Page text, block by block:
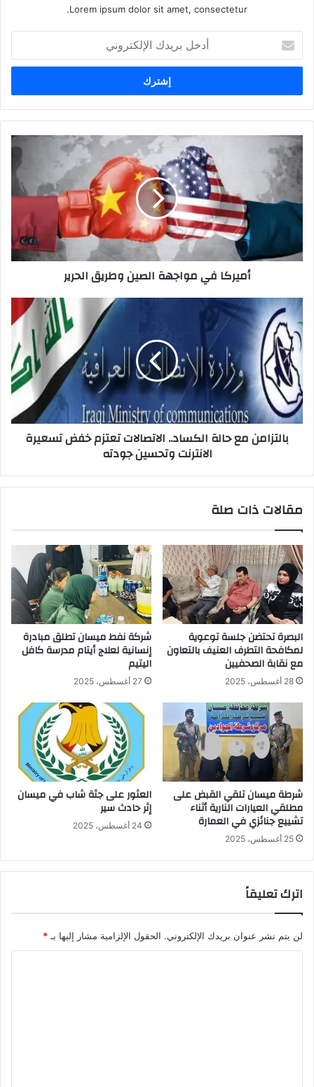
Lorem ipsum dolor sit amet, consectetur.
بريدك
الإلكتروني
أميركا
في
مواجهة
الصين
وطريق
الحرير
أميركا في مواجهة الصين وطريق الحرير
بالتزامن
مع
حالة
الكساد..
الاتصالات
تعتزم
خفض
تسعيرة
الانترنت
وتحسين
بالتزامن مع حالة الكساد.. الاتصالات تعتزم خفض تسعيرة
الانترنت وتحسين جودته
مقالات ذات صلة
البصرة تحتضن جلسة توعوية
لمكافحة التطرف العنيف بالتعاون
مع نقابة الصحفيين
28 أغسطس، 2025
شركة نفط ميسان تطلق مبادرة
إنسانية لعلاج أيتام مدرسة كافل
اليتيم
27 أغسطس، 2025
شرطة ميسان تلقي القبض على
مطلقي العيارات النارية أثناء
تشييع جنائزي في العمارة
25 أغسطس، 2025
العثور على جثة شاب في ميسان
إثر حادث سير
24 أغسطس، 2025
اترك تعليقاً
لن يتم نشر عنوان بريدك الإلكتروني. الحقول الإلزامية مشار إليها بـ *